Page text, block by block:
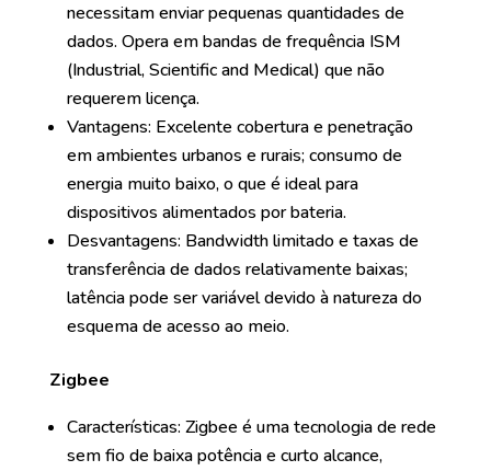
necessitam enviar pequenas quantidades de
dados. Opera em bandas de frequência ISM
(Industrial, Scientific and Medical) que não
requerem licença.
Vantagens: Excelente cobertura e penetração
em ambientes urbanos e rurais; consumo de
energia muito baixo, o que é ideal para
dispositivos alimentados por bateria.
Desvantagens: Bandwidth limitado e taxas de
transferência de dados relativamente baixas;
latência pode ser variável devido à natureza do
esquema de acesso ao meio.
Zigbee
Características: Zigbee é uma tecnologia de rede
sem fio de baixa potência e curto alcance,